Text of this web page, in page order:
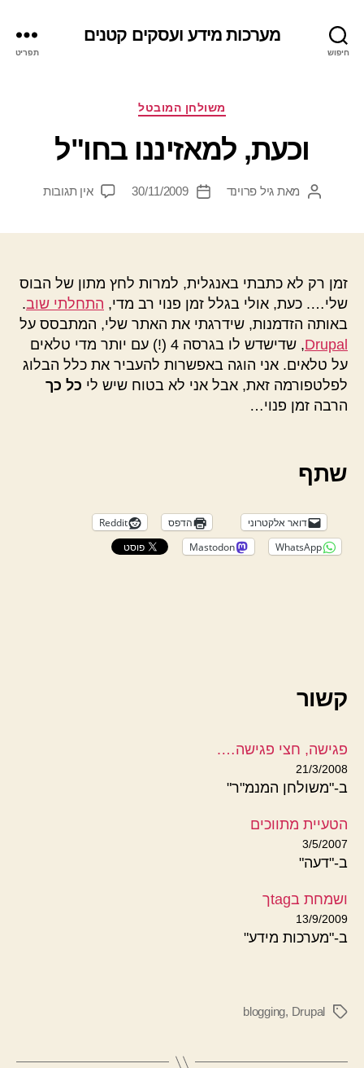
חיפוש
מערכות מידע ועסקים קטנים
תפריט
קטגוריות
משולחן המובטל
וכעת, למאזיננו בחו"ל
המחבר
מאת גיל פרוינד
תאריך30/11/2009 אין תגובותעל
זמן רק לא כתבתי באנגלית, למרות לחץ מתון של הבוס
שלי…. כעת, אולי בגלל זמן פנוי רב מדי, התחלתי שוב.
באותה הזדמנות, שידרגתי את האתר שלי, המתבסס על
Drupal
, שדישדש לו בגרסה 4 (!) עם יותר מדי טלאים
על טלאים. אני הוגה באפשרות להעביר את כלל הבלוג
לפלטפורמה זאת, אבל אני לא בטוח שיש לי כל כך
הרבה זמן פנוי…
שתף
דואר אלקטרוני הדפס
Reddit
WhatsApp
Mastodon
קשור
פגישה, חצי פגישה….
21/3/2008
ב-"משולחן המנמ"ר"
הטעיית מתווכים
3/5/2007
ב-"דעה"
ושמחת בtagך
13/9/2009
ב-"מערכות מידע"
תגיות blogging, Drupal